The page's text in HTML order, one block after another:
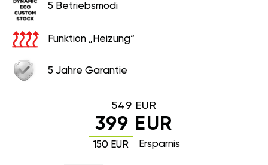
5 Betriebsmodi
Funktion „Heizung“
5 Jahre Garantie
549 EUR
399 EUR
150 EUR Ersparnis